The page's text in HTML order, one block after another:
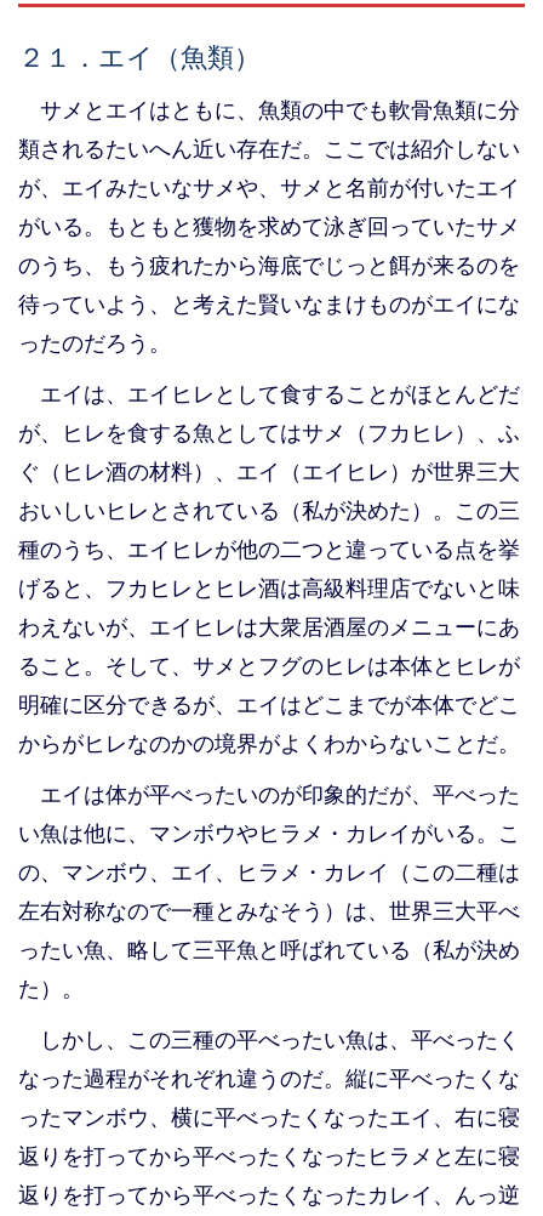
２１．エイ（魚類）
サメとエイはともに、魚類の中でも軟骨魚類に分
類されるたいへん近い存在だ。ここでは紹介しない
が、エイみたいなサメや、サメと名前が付いたエイ
がいる。もともと獲物を求めて泳ぎ回っていたサメ
のうち、もう疲れたから海底でじっと餌が来るのを
待っていよう、と考えた賢いなまけものがエイにな
ったのだろう。
エイは、エイヒレとして食することがほとんどだ
が、ヒレを食する魚としてはサメ（フカヒレ）、ふ
ぐ（ヒレ酒の材料）、エイ（エイヒレ）が世界三大
おいしいヒレとされている（私が決めた）。この三
種のうち、エイヒレが他の二つと違っている点を挙
げると、フカヒレとヒレ酒は高級料理店でないと味
わえないが、エイヒレは大衆居酒屋のメニューにあ
ること。そして、サメとフグのヒレは本体とヒレが
明確に区分できるが、エイはどこまでが本体でどこ
からがヒレなのかの境界がよくわからないことだ。
エイは体が平べったいのが印象的だが、平べった
い魚は他に、マンボウやヒラメ・カレイがいる。こ
の、マンボウ、エイ、ヒラメ・カレイ（この二種は
左右対称なので一種とみなそう）は、世界三大平べ
ったい魚、略して三平魚と呼ばれている（私が決め
た）。
しかし、この三種の平べったい魚は、平べったく
なった過程がそれぞれ違うのだ。縦に平べったくな
ったマンボウ、横に平べったくなったエイ、右に寝
返りを打ってから平べったくなったヒラメと左に寝
返りを打ってから平べったくなったカレイ、んっ逆